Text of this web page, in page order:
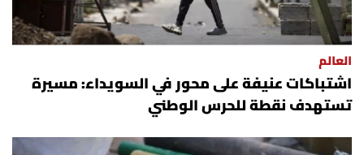
العالم
اشتباكات عنيفة على محور في السويداء: مسيرة
تستهدف نقطة للحرس الوطني